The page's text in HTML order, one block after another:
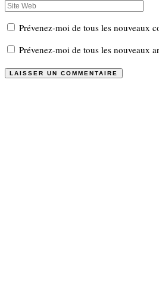
Prévenez-moi de tous les nouveaux
Prévenez-moi de tous les nouveaux